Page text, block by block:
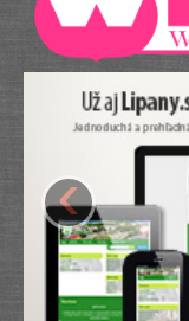
Kontakt
‹